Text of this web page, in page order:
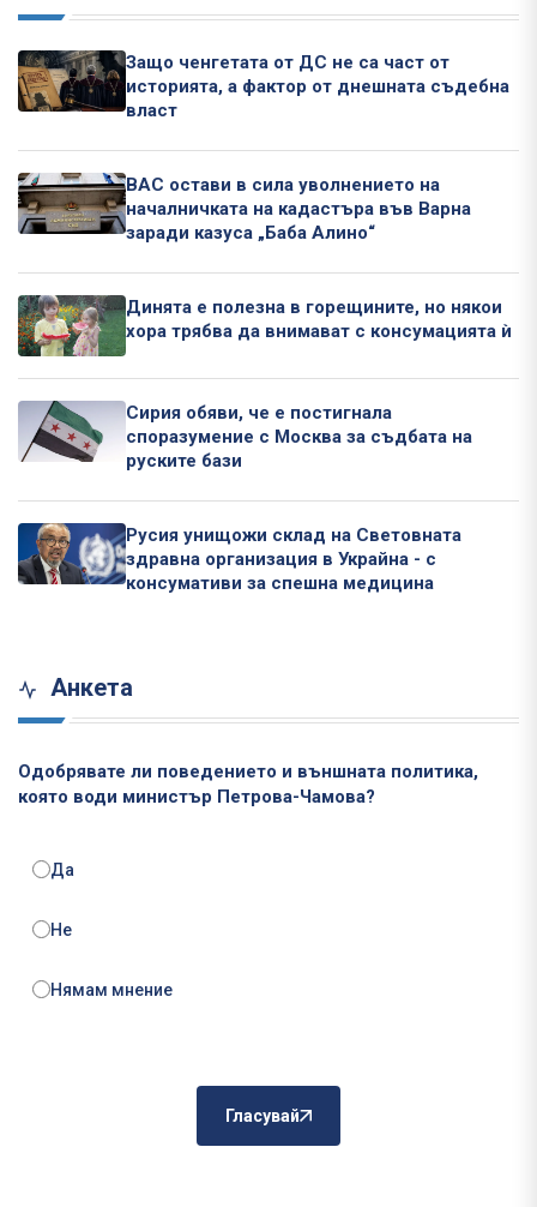
Защо ченгетата от ДС не са част от
историята, а фактор от днешната съдебна
власт
ВАС остави в сила уволнението на
началничката на кадастъра във Варна
заради казуса „Баба Алино“
Динята е полезна в горещините, но някои
хора трябва да внимават с консумацията ѝ
Сирия обяви, че е постигнала
споразумение с Москва за съдбата на
руските бази
Русия унищожи склад на Световната
здравна организация в Украйна - с
консумативи за спешна медицина
Анкета
Одобрявате ли поведението и външната политика,
която води министър Петрова-Чамова?
Да
Не
Нямам мнение
Гласувай